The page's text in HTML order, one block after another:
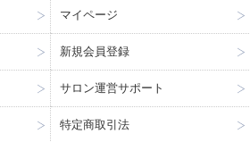
マイページ
新規会員登録
サロン運営サポート
特定商取引法